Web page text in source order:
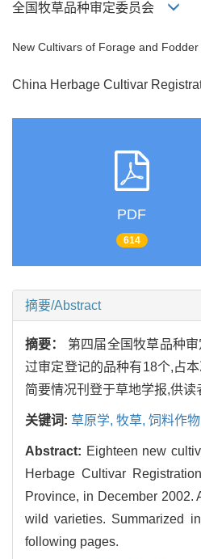
全国牧草品种审定委员会
New Cultivars of Forage and
China Herbage Cultivar
PDF
614
摘要/Abstract
摘要： 第四届全国牧草品种
过审定登记的品种有18个,占
简要情况刊登于草地学报,供读
关键词: 草原学, 牧草, 饲料作
Abstract: Eighteen new
Herbage Cultivar
Province, in December 2002.
wild varieties. Summarized
following pages.